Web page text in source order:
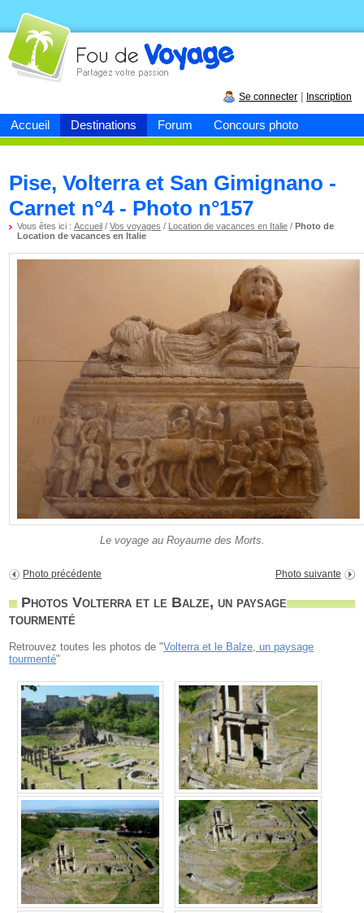
Accueil Destinations Forum Concours photo
Fou devoyage
Se connecter Inscription
Pise, Volterra et San Gimignano -
Carnet n°4 - Photo n°157
Vous êtes ici :Accueil /Vos voyages / Location de vacances en Italie /Photo de
Location de vacances en Italie
Le voyage au Royaume des Morts.
Photo précédente Photo suivante
Photos Volterra et le Balze, un paysage
tourmenté
Retrouvez toutes les photos de "Volterra et le Balze, un paysage
tourmenté"